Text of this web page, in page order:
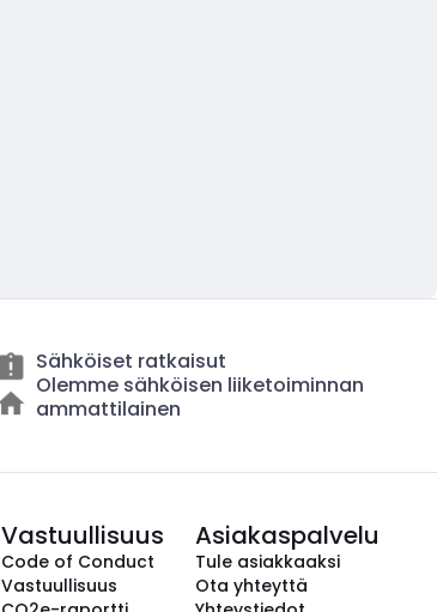
Sähköiset ratkaisut
Olemme sähköisen liiketoiminnan
ammattilainen
Vastuullisuus
Code of Conduct
Vastuullisuus
Asiakaspalvelu
Tule asiakkaaksi
Ota yhteyttä